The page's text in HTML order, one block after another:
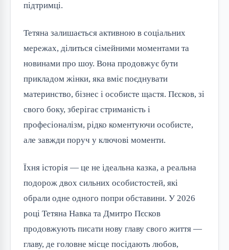
підтримці.
Тетяна залишається активною в соціальних
мережах, ділиться сімейними моментами та
новинами про шоу. Вона продовжує бути
прикладом жінки, яка вміє поєднувати
материнство, бізнес і особисте щастя. Пєсков, зі
свого боку, зберігає стриманість і
професіоналізм, рідко коментуючи особисте,
але завжди поруч у ключові моменти.
Їхня історія — це не ідеальна казка, а реальна
подорож двох сильних особистостей, які
обрали одне одного попри обставини. У 2026
році Тетяна Навка та Дмитро Пєсков
продовжують писати нову главу свого життя —
главу, де головне місце посідають любов,